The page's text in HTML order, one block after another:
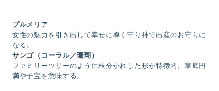
プルメリア
女性の魅力を引き出して幸せに導く守り神で出産のお守りに
なる。
サンゴ（コーラル／珊瑚）
ファミリーツリーのように枝分かれした形が特徴的。家庭円
満や子宝を意味する。